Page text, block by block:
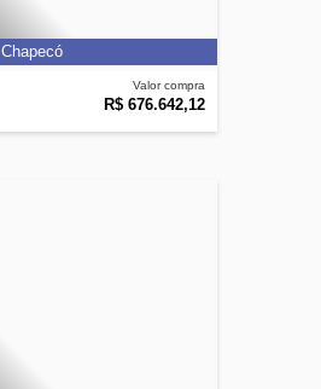
Valor compra
R$ 676.642,12